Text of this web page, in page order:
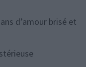
d’amour brisé et